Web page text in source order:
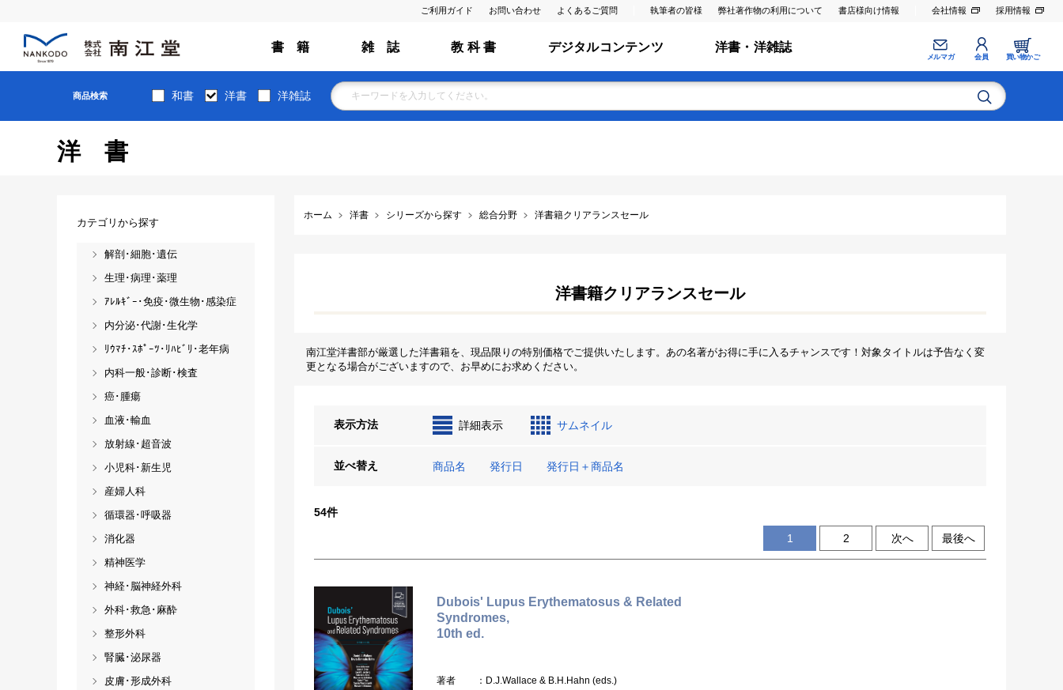
ご利用ガイド お問い合わせ よくあるご質問 執筆者の皆様 弊社著作物の利用について 書店様向け情報 会社情報 採用情報
書 籍 雑 誌 教 科 書 デジタルコンテンツ 洋書・洋雑誌
メルマガ 会員 買い物かご
商品検索 和書 洋書 洋雑誌
洋書
ホーム 洋書 シリーズから探す 総合分野 洋書籍クリアランスセール
洋書籍クリアランスセール
南江堂洋書部が厳選した洋書籍を、現品限りの特別価格でご提供いたします。あの名著がお得に手に入るチャンスです！対象タイトルは予告なく変
更となる場合がございますので、お早めにお求めください。
表示方法 詳細表示 サムネイル
並べ替え 商品名 発行日 発行日＋商品名
54件
1 2 次へ 最後へ
Dubois' Lupus Erythematosus & Related
Syndromes,
10th ed.
著者
：D.J.Wallace & B.H.Hahn (eds.)
カテゴリから探す
解剖･細胞･遺伝
生理･病理･薬理
ｱﾚﾙｷﾞｰ･免疫･微生物･感染症
内分泌･代謝･生化学
ﾘｳﾏﾁ･ｽﾎﾟｰﾂ･ﾘﾊﾋﾞﾘ･老年病
内科一般･診断･検査
癌･腫瘍
血液･輸血
放射線･超音波
小児科･新生児
産婦人科
循環器･呼吸器
消化器
精神医学
神経･脳神経外科
外科･救急･麻酔
整形外科
腎臓･泌尿器
皮膚･形成外科